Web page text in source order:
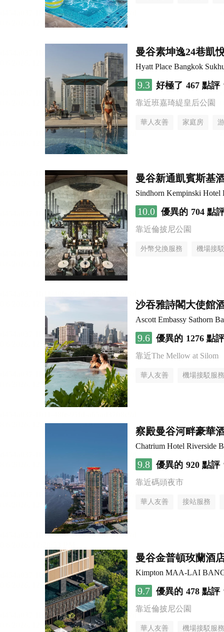
曼谷素坤逸24巷凱
Hyatt Place Bangkok
9.3 好極了 467 點評
靠近班嘉琦緹皇后公園
華人友善 家庭房
曼谷新通凱賓斯基
Sindhorn Kempinski Hotel
10.0 優異的 704 點
靠近倫披尼公園
外幣兌換服務 機場接
沙吞雅詩閣大使館
Ascott Embassy Sathorn
9.6 優異的 1276 點評
靠近The Mellow at Silom
華人友善 機場接駁服務
察殿曼谷河畔豪華
Chatrium Hotel Riverside
9.8 優異的 920 點評
靠近碼頭夜市
華人友善 接站服務
曼谷金普頓玫蘭酒
Kimpton MAA-LAI
9.7 優異的 478 點評
靠近倫披尼公園
華人友善 機場接駁服務